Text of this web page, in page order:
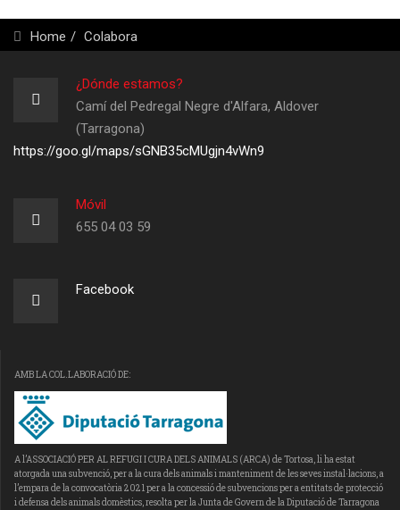
Home Colabora
¿Dónde estamos?
Camí del Pedregal Negre d'Alfara, Aldover
(Tarragona)
https://goo.gl/maps/sGNB35cMUgjn4vWn9
Móvil
655 04 03 59
Facebook
AMB LA COL.LABORACIÓ DE:
A l’ASSOCIACIÓ PER AL REFUGI I CURA DELS ANIMALS (ARCA) de Tortosa, li ha estat
atorgada una subvenció, per a la cura dels animals i manteniment de les seves instal·lacions, a
l’empara de la convocatòria 2021 per a la concessió de subvencions per a entitats de protecció
i defensa dels animals domèstics, resolta per la Junta de Govern de la Diputació de Tarragona